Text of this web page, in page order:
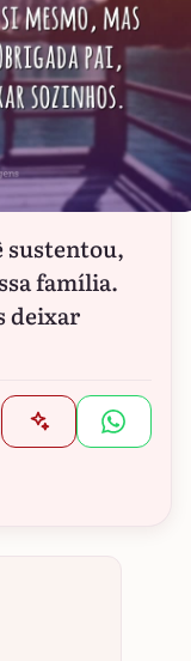
sustentou,
família.
deixar